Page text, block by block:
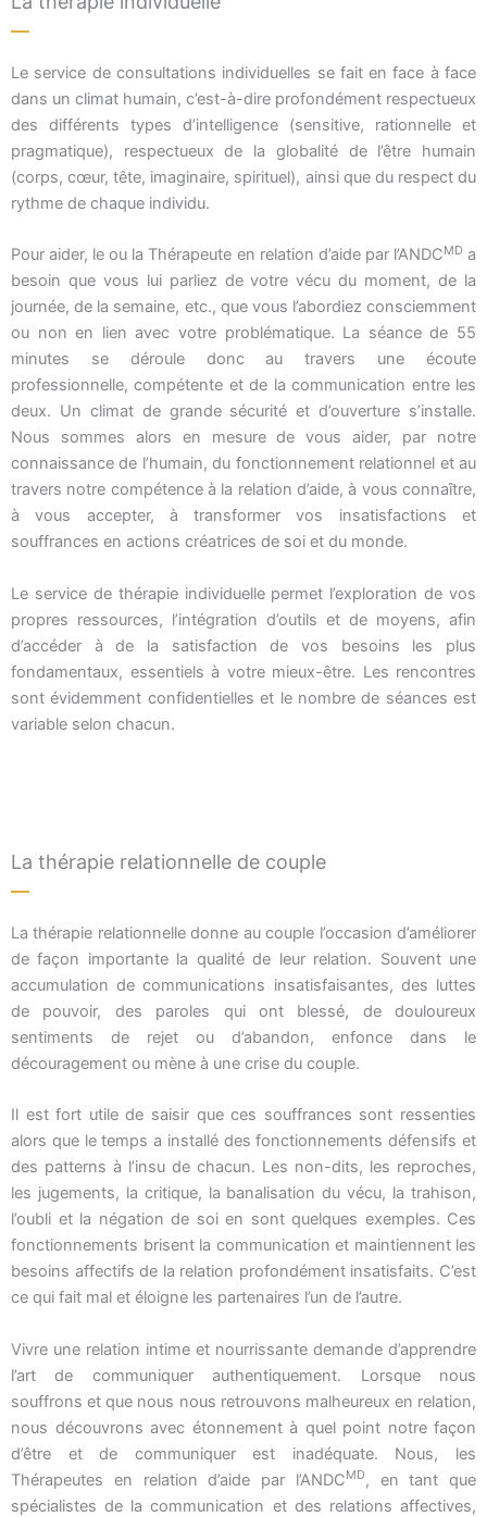
Le service de consultations individuelles se fait en face à face
dans un climat humain, c’est-à-dire profondément respectueux
des différents types d’intelligence (sensitive, rationnelle et
pragmatique), respectueux de la globalité de l’être humain
(corps, cœur, tête, imaginaire, spirituel), ainsi que du respect du
rythme de chaque individu.
Pour aider, le ou la Thérapeute en relation d’aide par l’ANDCMD a
besoin que vous lui parliez de votre vécu du moment, de la
journée, de la semaine, etc., que vous l’abordiez consciemment
ou non en lien avec votre problématique. La séance de 55
minutes se déroule donc au travers une écoute
professionnelle, compétente et de la communication entre les
deux. Un climat de grande sécurité et d’ouverture s’installe.
Nous sommes alors en mesure de vous aider, par notre
connaissance de l’humain, du fonctionnement relationnel et au
travers notre compétence à la relation d’aide, à vous connaître,
à vous accepter, à transformer vos insatisfactions et
souffrances en actions créatrices de soi et du monde.
Le service de thérapie individuelle permet l’exploration de vos
propres ressources, l’intégration d’outils et de moyens, afin
d’accéder à de la satisfaction de vos besoins les plus
fondamentaux, essentiels à votre mieux-être. Les rencontres
sont évidemment confidentielles et le nombre de séances est
variable selon chacun.
La thérapie relationnelle de couple
La thérapie relationnelle donne au couple l’occasion d’améliorer
de façon importante la qualité de leur relation. Souvent une
accumulation de communications insatisfaisantes, des luttes
de pouvoir, des paroles qui ont blessé, de douloureux
sentiments de rejet ou d’abandon, enfonce dans le
découragement ou mène à une crise du couple.
Il est fort utile de saisir que ces souffrances sont ressenties
alors que le temps a installé des fonctionnements défensifs et
des patterns à l’insu de chacun. Les non-dits, les reproches,
les jugements, la critique, la banalisation du vécu, la trahison,
l’oubli et la négation de soi en sont quelques exemples. Ces
fonctionnements brisent la communication et maintiennent les
besoins affectifs de la relation profondément insatisfaits. C’est
ce qui fait mal et éloigne les partenaires l’un de l’autre.
Vivre une relation intime et nourrissante demande d’apprendre
l’art de communiquer authentiquement. Lorsque nous
souffrons et que nous nous retrouvons malheureux en relation,
nous découvrons avec étonnement à quel point notre façon
d’être et de communiquer est inadéquate. Nous, les
Thérapeutes en relation d’aide par l’ANDCMD, en tant que
spécialistes de la communication et des relations affectives,